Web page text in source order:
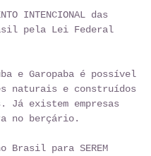
INTENCIONAL das
pela Lei Federal
e Garopaba é possível
naturais e construídos
existem empresas
no berçário.
para SEREM